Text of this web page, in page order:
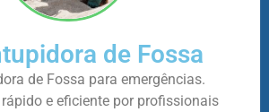
de Fossa
de Fossa para emergências.
e eficiente por profissionais